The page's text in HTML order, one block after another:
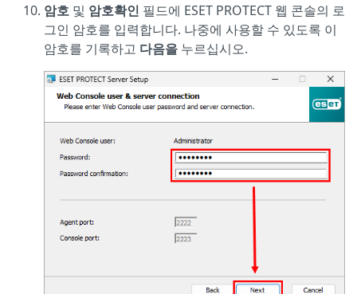
암호 및 암호확인 필드에 ESET PROTECT 웹 콘솔의 로
그인 암호를 입력합니다. 나중에 사용할 수 있도록 이
암호를 기록하고 다음을 누르십시오.